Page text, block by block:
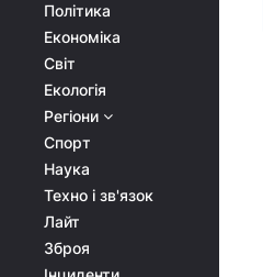
Політика
Економіка
Світ
Екологія
Регіони
Спорт
Наука
Техно і зв'язок
Лайт
Зброя